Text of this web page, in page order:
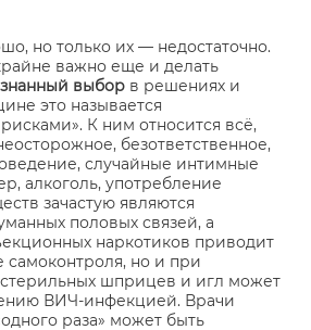
но только их — недостаточно.
важно еще и делать
выбор в решениях и
это называется
К ним относится всё,
безответственное,
случайные интимные
алкоголь, употребление
зачастую являются
половых связей, а
наркотиков приводит
самоконтроля, но и при
шприцев и игл может
ВИЧ-инфекцией. Врачи
раза» может быть